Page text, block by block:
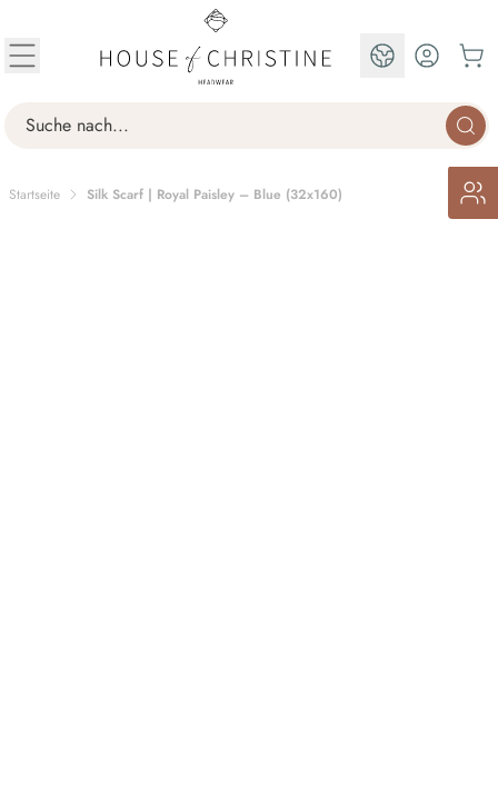
Search
DE
Startseite Silk Scarf | Royal Paisley – Blue (32x160)